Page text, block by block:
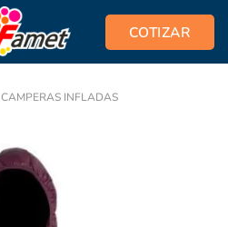
COTIZAR
CAMPERAS INFLADAS